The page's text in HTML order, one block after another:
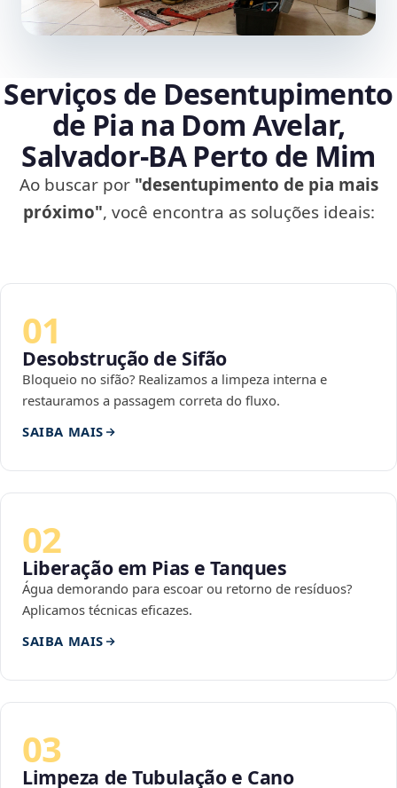
Serviços de Desentupimento
de Pia na Dom Avelar,
Salvador‑BA Perto de Mim
Ao buscar por "desentupimento de pia mais
próximo", você encontra as soluções ideais:
01
Desobstrução de Sifão
Bloqueio no sifão? Realizamos a limpeza interna e
restauramos a passagem correta do fluxo.
SAIBA MAIS
02
Liberação em Pias e Tanques
Água demorando para escoar ou retorno de resíduos?
Aplicamos técnicas eficazes.
SAIBA MAIS
03
Limpeza de Tubulação e Cano